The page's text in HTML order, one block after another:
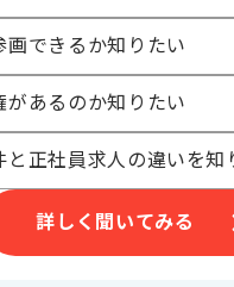
180時間
画できるか知りたい
があるのか知りたい
と正社員求人の違いを知
詳しく聞いてみる